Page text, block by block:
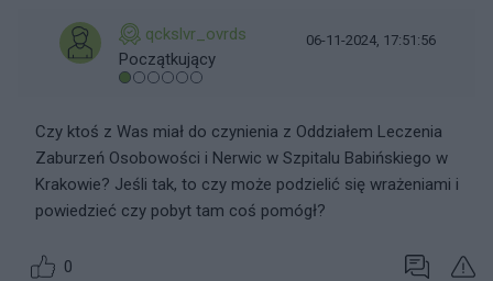
qckslvr_ovrds
Początkujący
06-11-2024, 17:51:56
Czy ktoś z Was miał do czynienia z Oddziałem Leczenia
Zaburzeń Osobowości i Nerwic w Szpitalu Babińskiego w
Krakowie? Jeśli tak, to czy może podzielić się wrażeniami i
powiedzieć czy pobyt tam coś pomógł?
0